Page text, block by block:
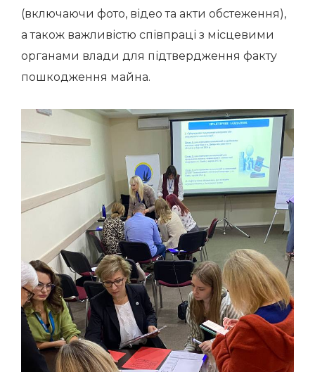
(включаючи фото, відео та акти обстеження),
а також важливістю співпраці з місцевими
органами влади для підтвердження факту
пошкодження майна.